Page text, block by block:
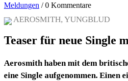
Meldungen /0 Kommentare
AEROSMITH, YUNGBLUD
Teaser für neue Single
Aerosmith haben mit dem
eine Single aufgenommen. Einen